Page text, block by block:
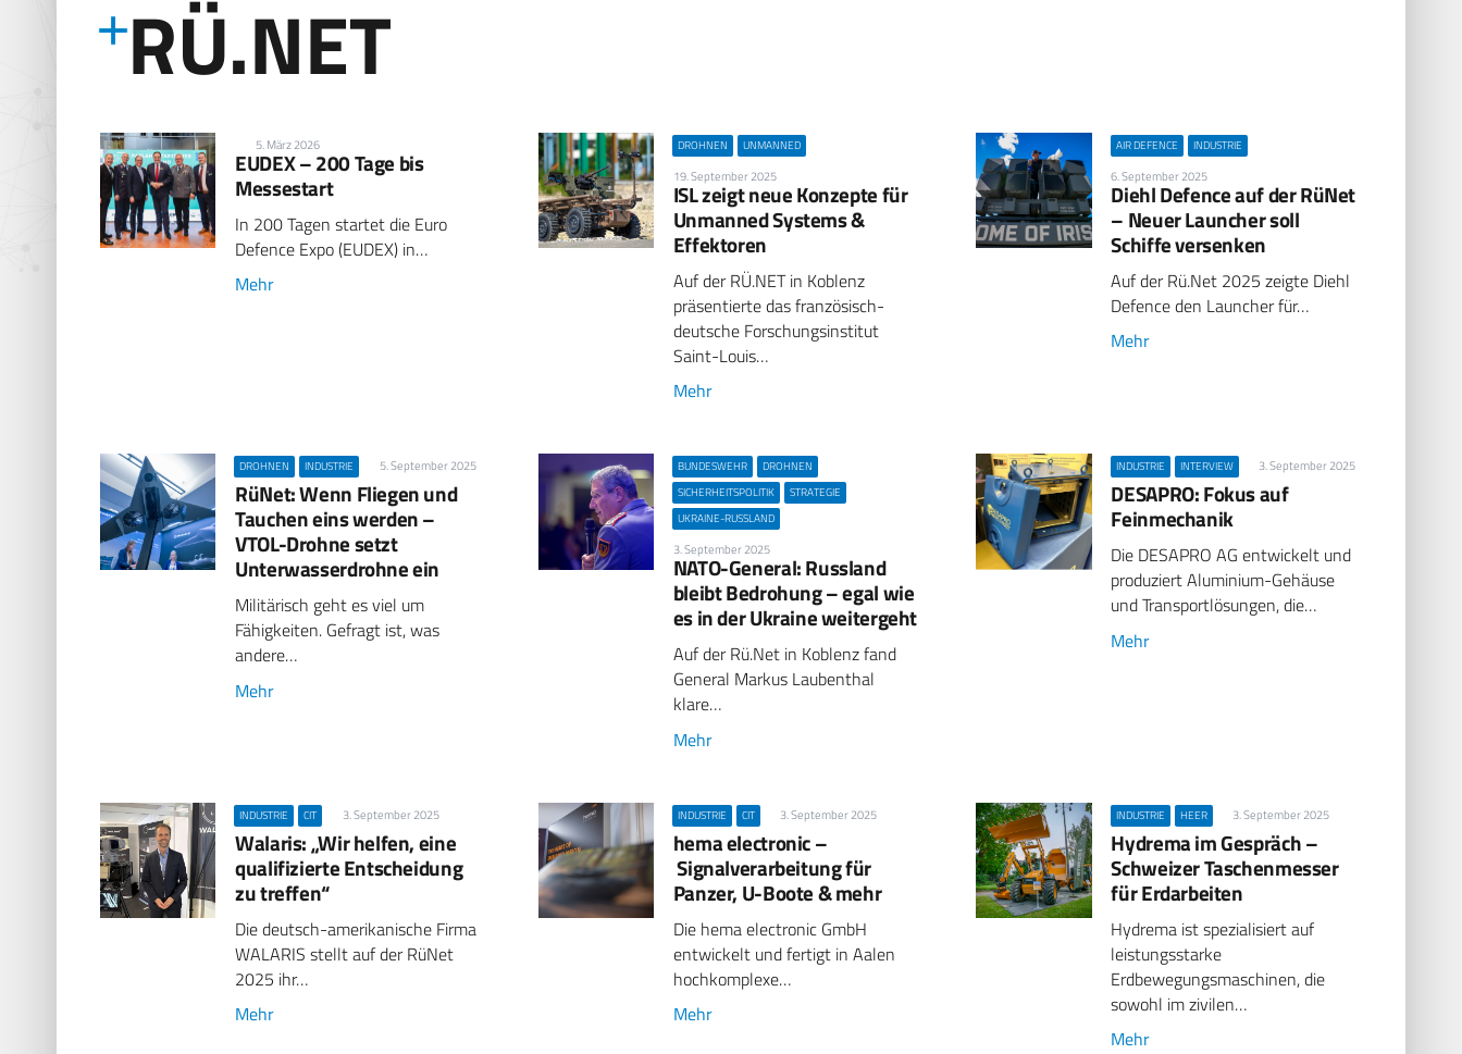
RÜ.NET
5. März 2026
EUDEX – 200 Tage bis
Messestart
In 200 Tagen startet die Euro
Defence Expo (EUDEX) in…
Mehr
DROHNEN UNMANNED
19. September 2025
ISL zeigt neue Konzepte für
Unmanned Systems &
Effektoren
Auf der RÜ.NET in Koblenz
präsentierte das französisch-
deutsche Forschungsinstitut
Saint-Louis…
Mehr
AIR DEFENCE INDUSTRIE
6. September 2025
Diehl Defence auf der RüNet
– Neuer Launcher soll
Schiffe versenken
Auf der Rü.Net 2025 zeigte Diehl
Defence den Launcher für…
Mehr
DROHNEN INDUSTRIE 5. September 2025
RüNet: Wenn Fliegen und
Tauchen eins werden –
VTOL-Drohne setzt
Unterwasserdrohne ein
Militärisch geht es viel um
Fähigkeiten. Gefragt ist, was
andere…
Mehr
BUNDESWEHR
DROHNEN
SICHERHEITSPOLITIK
STRATEGIE
UKRAINE-RUSSLAND
3. September 2025
NATO-General: Russland
bleibt Bedrohung – egal wie
es in der Ukraine weitergeht
Auf der Rü.Net in Koblenz fand
General Markus Laubenthal
klare…
Mehr
INDUSTRIE INTERVIEW 3. September 2025
DESAPRO: Fokus auf
Feinmechanik
Die DESAPRO AG entwickelt und
produziert Aluminium-Gehäuse
und Transportlösungen, die…
Mehr
INDUSTRIE CIT 3. September 2025
Walaris: „Wir helfen, eine
qualifizierte Entscheidung
zu treffen“
Die deutsch-amerikanische Firma
WALARIS stellt auf der RüNet
2025 ihr…
Mehr
INDUSTRIE CIT 3. September 2025
hema electronic –
Signalverarbeitung für
Panzer, U-Boote & mehr
Die hema electronic GmbH
entwickelt und fertigt in Aalen
hochkomplexe…
Mehr
INDUSTRIE HEER 3. September 2025
Hydrema im Gespräch –
Schweizer Taschenmesser
für Erdarbeiten
Hydrema ist spezialisiert auf
leistungsstarke
Erdbewegungsmaschinen, die
sowohl im zivilen…
Mehr